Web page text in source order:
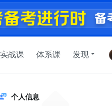
实战课 体系课 发现
个人信息